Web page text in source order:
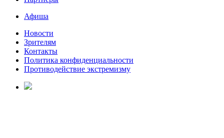
Афиша
Новости
Зрителям
Контакты
Политика конфиденциальности
Противодействие экстремизму